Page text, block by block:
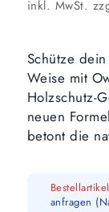
inkl. MwSt.
Schütze
Weise mit
Holzschutz-
neuen
betont die
Bestellartikel
anfragen